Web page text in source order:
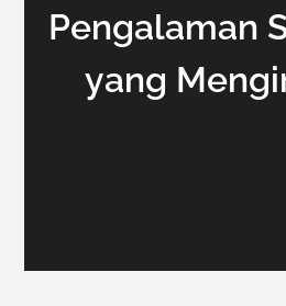
Pengalaman
yang